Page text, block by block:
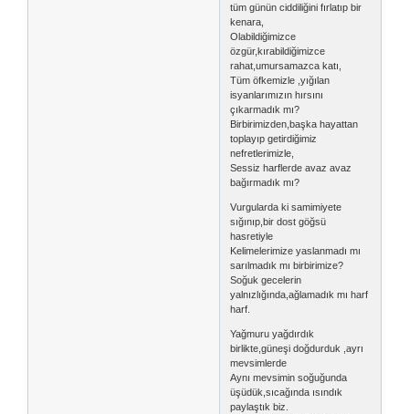
tüm günün ciddiliğini fırlatıp bir
kenara,
Olabildiğimizce
özgür,kırabildiğimizce
rahat,umursamazca katı,
Tüm öfkemizle ,yığılan
isyanlarımızın hırsını
çıkarmadık mı?
Birbirimizden,başka hayattan
toplayıp getirdiğimiz
nefretlerimizle,
Sessiz harflerde avaz avaz
bağırmadık mı?
Vurgularda ki samimiyete
sığınıp,bir dost göğsü
hasretiyle
Kelimelerimize yaslanmadı mı
sarılmadık mı birbirimize?
Soğuk gecelerin
yalnızlığında,ağlamadık mı harf
harf.
Yağmuru yağdırdık
birlikte,güneşi doğdurduk ,ayrı
mevsimlerde
Aynı mevsimin soğuğunda
üşüdük,sıcağında ısındık
paylaştık biz.